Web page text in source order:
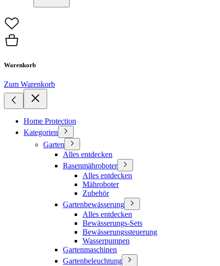
Warenkorb
Zum Warenkorb
Home Protection
Kategorien
Garten
Alles entdecken
Rasenmähroboter
Alles entdecken
Mähroboter
Zubehör
Gartenbewässerung
Alles entdecken
Bewässerungs-Sets
Bewässerungssteuerung
Wasserpumpen
Gartenmaschinen
Gartenbeleuchtung